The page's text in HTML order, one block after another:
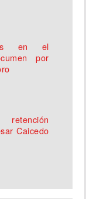
en el
por
Caicedo